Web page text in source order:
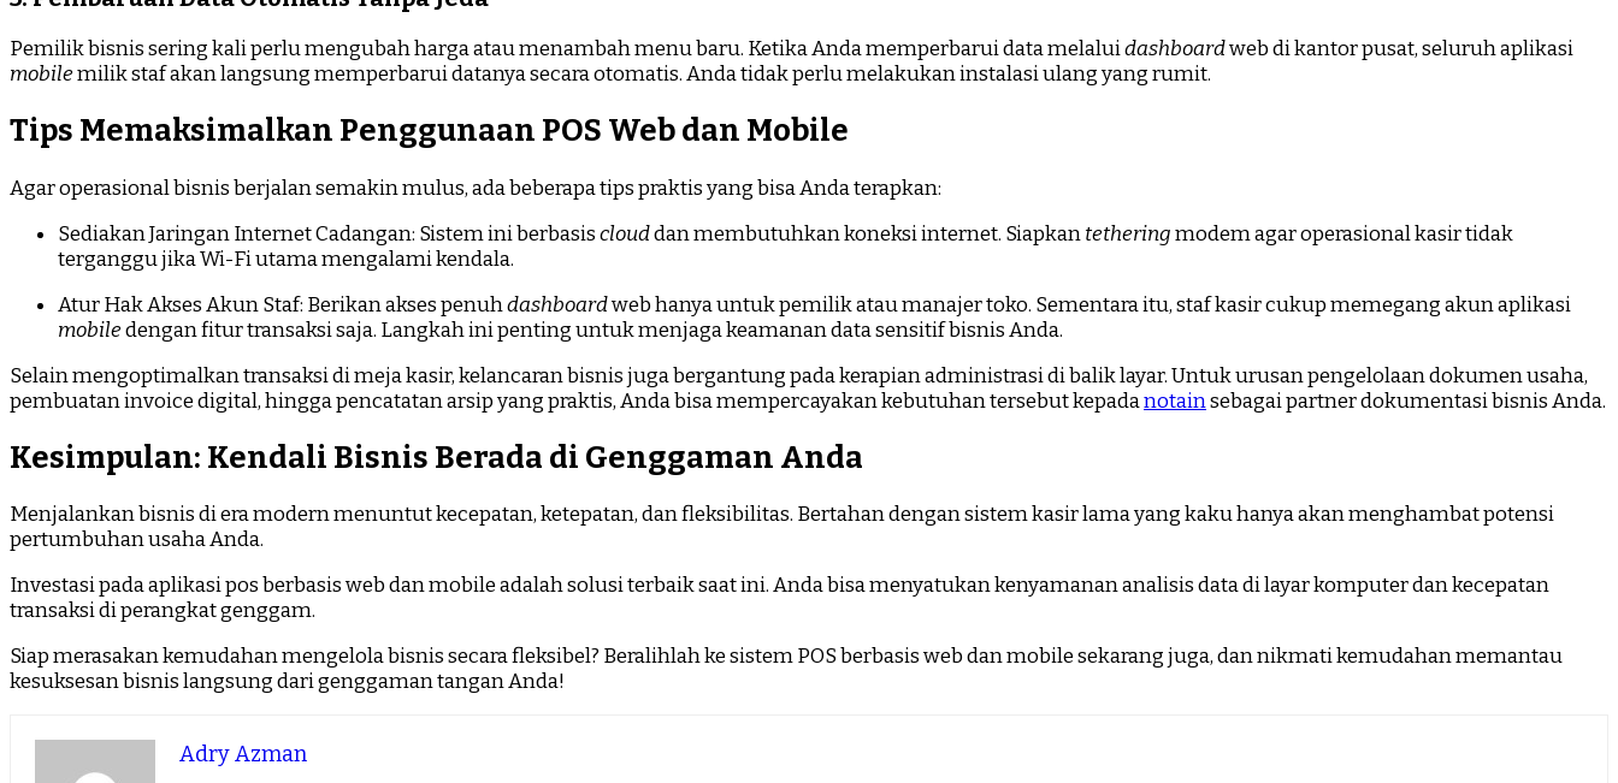
Pemilik bisnis sering kali perlu mengubah harga atau menambah menu baru. Ketika Anda memperbarui data melaluidashboardweb di kantor pusat, seluruh aplikasi
mobilemilik staf akan langsung memperbarui datanya secara otomatis. Anda tidak perlu melakukan instalasi ulang yang rumit.
Tips Memaksimalkan Penggunaan POS Web dan Mobile
Agar operasional bisnis berjalan semakin mulus, ada beberapa tips praktis yang bisa Anda terapkan:
Sediakan Jaringan Internet Cadangan: Sistem ini berbasisclouddan membutuhkan koneksi internet. Siapkantetheringmodem agar operasional kasir tidak
terganggu jika Wi-Fi utama mengalami kendala.
Atur Hak Akses Akun Staf: Berikan akses penuhdashboardweb hanya untuk pemilik atau manajer toko. Sementara itu, staf kasir cukup memegang akun aplikasi
mobiledengan fitur transaksi saja. Langkah ini penting untuk menjaga keamanan data sensitif bisnis Anda.
Selain mengoptimalkan transaksi di meja kasir, kelancaran bisnis juga bergantung pada kerapian administrasi di balik layar. Untuk urusan pengelolaan dokumen usaha,
pembuatan invoice digital, hingga pencatatan arsip yang praktis, Anda bisa mempercayakan kebutuhan tersebut kepadanotainsebagai partner dokumentasi bisnis Anda.
Kesimpulan: Kendali Bisnis Berada di Genggaman Anda
Menjalankan bisnis di era modern menuntut kecepatan, ketepatan, dan fleksibilitas. Bertahan dengan sistem kasir lama yang kaku hanya akan menghambat potensi
pertumbuhan usaha Anda.
Investasi pada aplikasi pos berbasis web dan mobile adalah solusi terbaik saat ini. Anda bisa menyatukan kenyamanan analisis data di layar komputer dan kecepatan
transaksi di perangkat genggam.
Siap merasakan kemudahan mengelola bisnis secara fleksibel? Beralihlah ke sistem POS berbasis web dan mobile sekarang juga, dan nikmati kemudahan memantau
kesuksesan bisnis langsung dari genggaman tangan Anda!
Adry Azman